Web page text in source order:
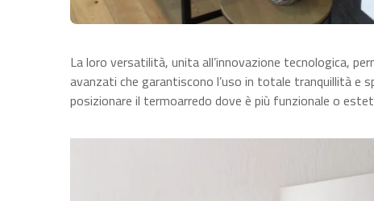
La loro versatilità, unita all’innovazione tecnologica,
avanzati che garantiscono l’uso in totale tranquillità e
posizionare il termoarredo dove è più funzionale o